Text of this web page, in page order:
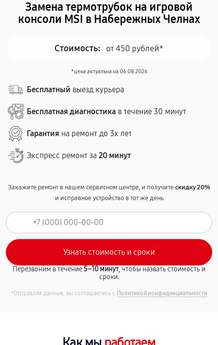
Замена термотрубок на игровой
консоли MSI в Набережных Челнах
Стоимость: от 450 рублей*
*цена актуальна на 06.08.2026
Бесплатный выезд курьера
Бесплатная диагностика в течение 30 минут
Гарантия на ремонт до 3х лет
Экспресс ремонт за 20 минут
Закажите ремонт в нашем сервисном центре, и получитескидку 20%
и исправное устройство в тот же день
Перезвоним в течение5–10 минут, чтобы назвать стоимость и
сроки.
*Отправляя данные, вы соглашаетесь с Политикой конфиденциальности